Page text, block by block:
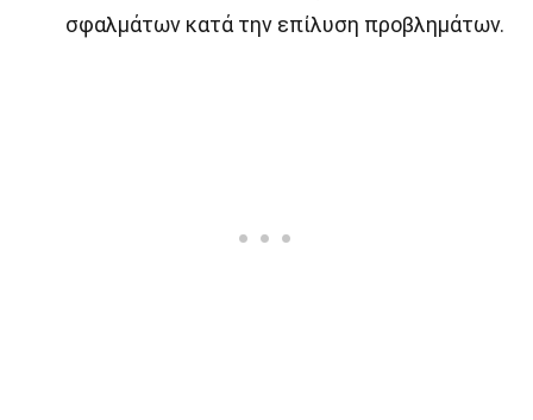
σφαλμάτων κατά την επίλυση προβλημάτων.